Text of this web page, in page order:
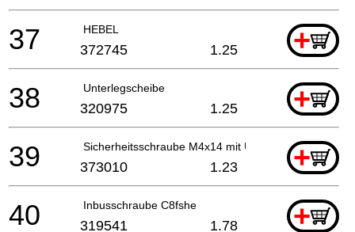
HEBEL +
37 372745 1.25
Unterlegscheibe +
38 320975 1.25
Sicherheitsschraube M4x14 mit Unterlegscheibe
+
39 373010 1.23
Inbusschraube C8fshe +
40 319541 1.78